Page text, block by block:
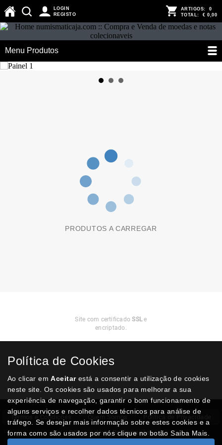
LOGIN
REGISTO
ARTIGOS: 0
TOTAL: € 0,00
Menu Produtos
PRODUTOS A CARREGAR
Site com certificadoSSLe
encriptado.
Termos e Condições Politica de Privacidade
RAL Livro Reclamações
Política de Cookies
Ao clicar emAceitarestá a consentir a utilização de cookies
neste site. Os cookies são usados para melhorar a sua
experiência de navegação, garantir o bom funcionamento de
alguns serviços e recolher dados técnicos para análise de
tráfego. Se desejar mais informação sobre estes cookies e a
forma como são usados por nós clique no botão Saiba Mais.